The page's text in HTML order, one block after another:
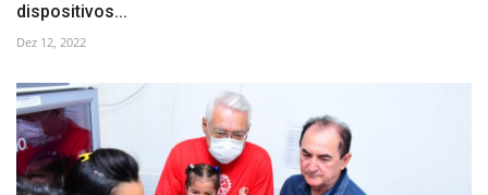
dispositivos...
Dez 12, 2022